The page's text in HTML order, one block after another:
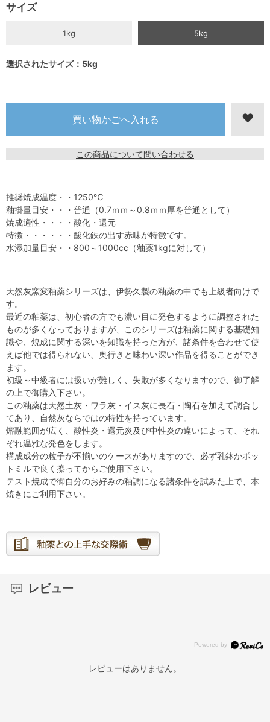
サイズ
1kg 5kg
選択されたサイズ：5kg
この商品について問い合わせる
推奨焼成温度・・1250℃
釉掛量目安・・・普通（0.7ｍｍ～0.8ｍｍ厚を普通として）
焼成適性・・・・酸化・還元
特徴・・・・・・酸化鉄の出す赤味が特徴です。
水添加量目安・・800～1000cc（釉薬1kgに対して）
天然灰窯変釉薬シリーズは、伊勢久製の釉薬の中でも上級者向けで
す。
最近の釉薬は、初心者の方でも濃い目に発色するように調整された
ものが多くなっておりますが、このシリーズは釉薬に関する基礎知
識や、焼成に関する深いを知識を持った方が、諸条件を合わせて使
えば他では得られない、奥行きと味わい深い作品を得ることができ
ます。
初級～中級者には扱いが難しく、失敗が多くなりますので、御了解
の上で御購入下さい。
この釉薬は天然土灰・ワラ灰・イス灰に長石・陶石を加えて調合し
てあり、自然灰ならではの特性を持っています。
熔融範囲が広く、酸性炎・還元炎及び中性炎の違いによって、それ
ぞれ温雅な発色をします。
構成成分の粒子が不揃いのケースがありますので、必ず乳鉢かポッ
トミルで良く擦ってからご使用下さい。
テスト焼成で御自分のお好みの釉調になる諸条件を試みた上で、本
焼きにご利用下さい。
レビュー
レビューはありません。